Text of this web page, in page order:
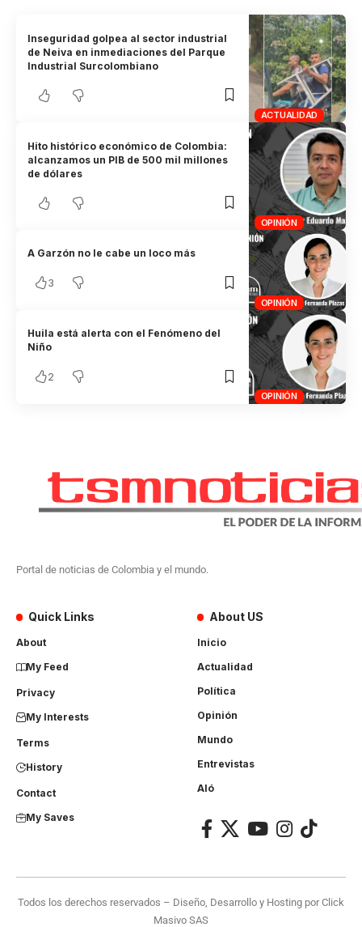
ACTUALIDAD
Inseguridad golpea al sector industrial
de Neiva en inmediaciones del Parque
Industrial Surcolombiano
OPINIÓN
Hito histórico económico de Colombia:
alcanzamos un PIB de 500 mil millones
de dólares
OPINIÓN
A Garzón no le cabe un loco más
3
OPINIÓN
Huila está alerta con el Fenómeno del
Niño
2
Portal de noticias de Colombia y el mundo.
Quick Links
About
My Feed
Privacy
My Interests
Terms
History
Contact
My Saves
About US
Inicio
Actualidad
Política
Opinión
Mundo
Entrevistas
Aló
Todos los derechos reservados – Diseño, Desarrollo y Hosting porClick
Masivo SAS